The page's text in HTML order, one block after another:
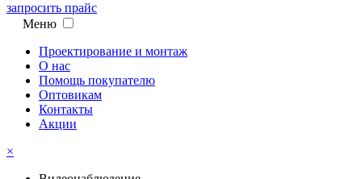
запросить прайс
Меню
Проектирование и монтаж
О нас
Помощь покупателю
Оптовикам
Контакты
Акции
×